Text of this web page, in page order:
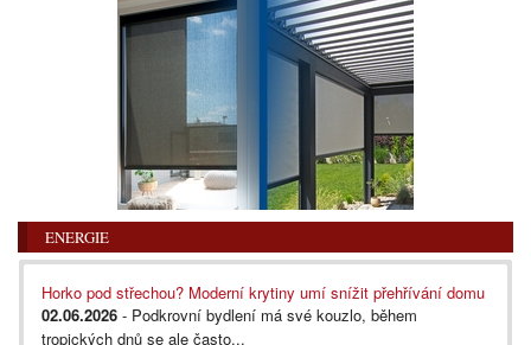
ENERGIE
Horko pod střechou? Moderní krytiny umí snížit přehřívání domu
02.06.2026 - Podkrovní bydlení má své kouzlo, během
tropických dnů se ale často...